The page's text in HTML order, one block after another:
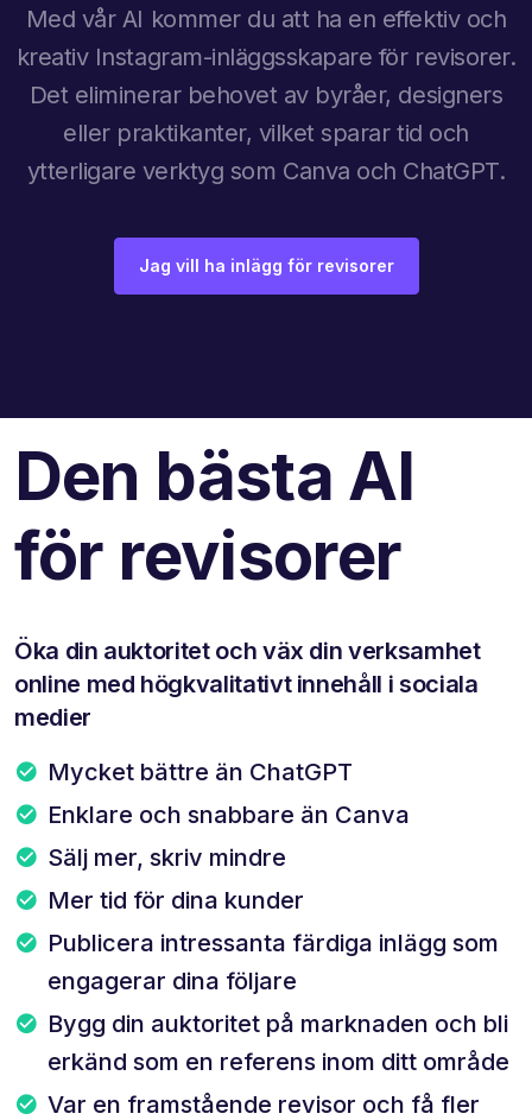
Med vår AI kommer du att ha en effektiv och
kreativ Instagram-inläggsskapare för revisorer.
Det eliminerar behovet av byråer, designers
eller praktikanter, vilket sparar tid och
ytterligare verktyg som Canva och ChatGPT.
Jag vill ha inlägg för revisorer
Den bästa AI
för revisorer
Öka din auktoritet och väx din verksamhet
online med högkvalitativt innehåll i sociala
medier
Mycket bättre än ChatGPT
Enklare och snabbare än Canva
Sälj mer, skriv mindre
Mer tid för dina kunder
Publicera intressanta färdiga inlägg som
engagerar dina följare
Bygg din auktoritet på marknaden och bli
erkänd som en referens inom ditt område
Var en framstående revisor och få fler